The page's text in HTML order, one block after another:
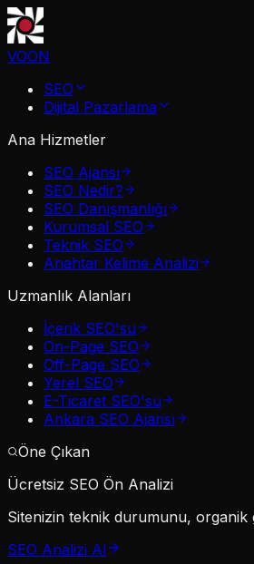
VOON
SEO
Dijital Pazarlama
Ana Hizmetler
SEO Ajansı
SEO Nedir?
SEO Danışmanlığı
Kurumsal SEO
Teknik SEO
Anahtar Kelime Analizi
Uzmanlık Alanları
İçerik SEO'su
On-Page SEO
Off-Page SEO
Yerel SEO
E-Ticaret SEO'su
Ankara SEO Ajansı
Öne Çıkan
Ücretsiz SEO Ön Analizi
Sitenizin teknik durumunu, organik
SEO Analizi Al